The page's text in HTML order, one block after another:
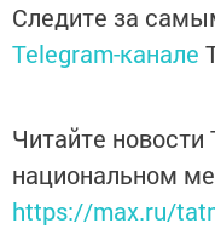
Следите за
Telegram-канале
Читайте новости
национальном
https://max.ru/